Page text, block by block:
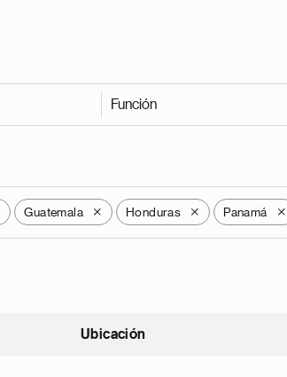
Función
Guatemala X Honduras X Panamá X
Ubicación